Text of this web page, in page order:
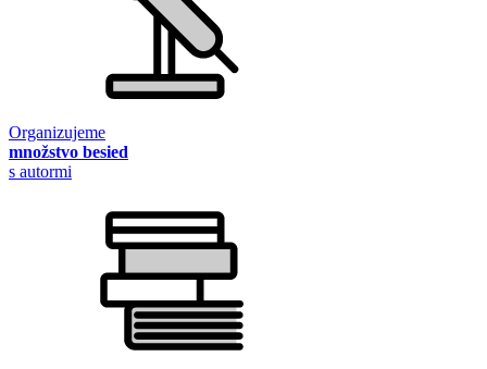
Organizujeme
množstvo besied
s autormi